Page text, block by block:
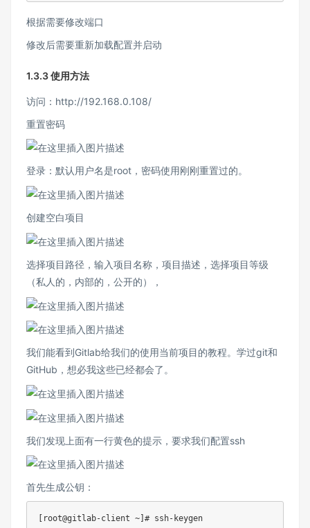
根据需要修改端口
修改后需要重新加载配置并启动
1.3.3 使用方法
访问：http://192.168.0.108/
重置密码
登录：默认用户名是root，密码使用刚刚重置过的。
创建空白项目
选择项目路径，输入项目名称，项目描述，选择项目等级
（私人的，内部的，公开的），
我们能看到Gitlab给我们的使用当前项目的教程。学过git和
GitHub，想必我这些已经都会了。
我们发现上面有一行黄色的提示，要求我们配置ssh
首先生成公钥：